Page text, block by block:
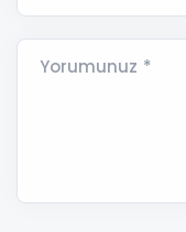
Yorumunuz *